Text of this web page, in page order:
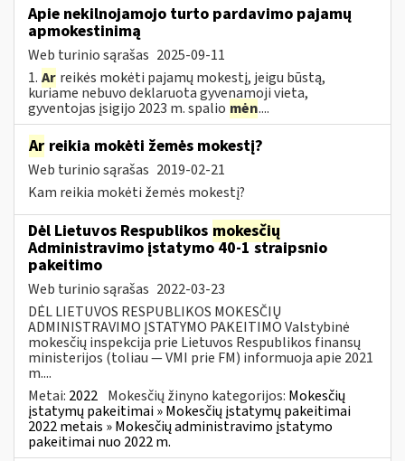
Apie nekilnojamojo turto pardavimo pajamų
apmokestinimą
Web turinio sąrašas 2025-09-11
1. Ar reikės mokėti pajamų mokestį, jeigu būstą,
kuriame nebuvo deklaruota gyvenamoji vieta,
gyventojas įsigijo 2023 m. spalio mėn....
Ar reikia mokėti žemės mokestį?
Web turinio sąrašas 2019-02-21
Kam reikia mokėti žemės mokestį?
Dėl Lietuvos Respublikos mokesčių
Administravimo įstatymo 40-1 straipsnio
pakeitimo
Web turinio sąrašas 2022-03-23
DĖL LIETUVOS RESPUBLIKOS MOKESČIŲ
ADMINISTRAVIMO ĮSTATYMO PAKEITIMO Valstybinė
mokesčių inspekcija prie Lietuvos Respublikos finansų
ministerijos (toliau — VMI prie FM) informuoja apie 2021
m....
Metai: 2022 Mokesčių žinyno kategorijos: Mokesčių
įstatymų pakeitimai » Mokesčių įstatymų pakeitimai
2022 metais » Mokesčių administravimo įstatymo
pakeitimai nuo 2022 m.